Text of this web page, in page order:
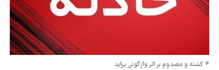
۴ کشته و مصدوم بر اثر واژگونی پراید